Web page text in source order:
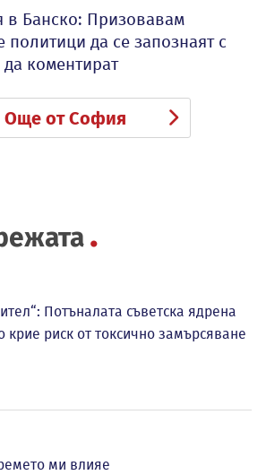
в Банско: Призовавам
политици да се запознаят с
коментират
Още от София
Потъналата съветска ядрена
крие риск от токсично замърсяване
ми влияе